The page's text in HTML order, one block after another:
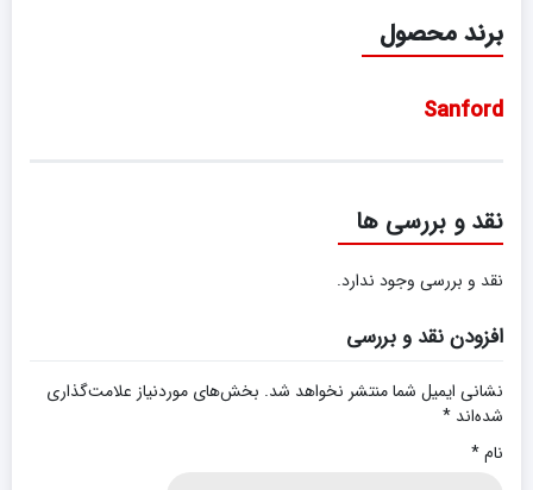
برند محصول
Sanford
نقد و بررسی ها
نقد و بررسی وجود ندارد.
افزودن نقد و بررسی
نشانی ایمیل شما منتشر نخواهد شد. بخش‌های موردنیاز علامت‌گذاری
شده‌اند *
نام*